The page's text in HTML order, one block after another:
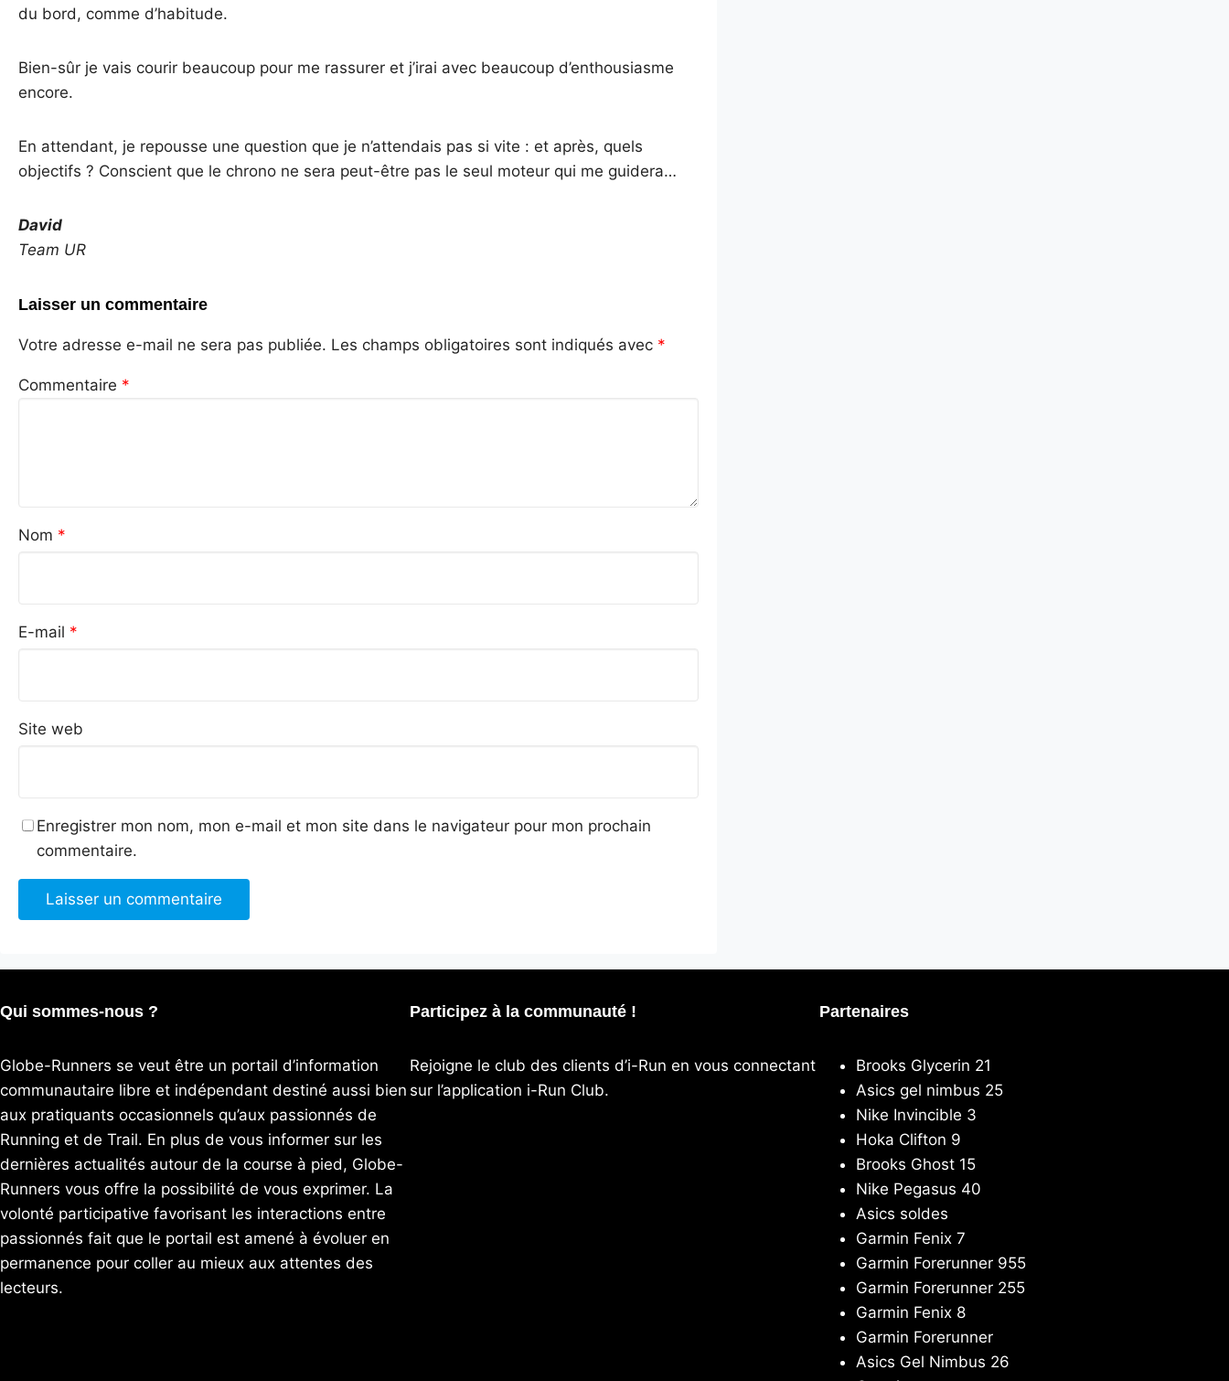
du bord, comme d’habitude.
Bien-sûr je vais courir beaucoup pour me rassurer et j’irai avec beaucoup d’enthousiasme
encore.
En attendant, je repousse une question que je n’attendais pas si vite : et après, quels
objectifs ? Conscient que le chrono ne sera peut-être pas le seul moteur qui me guidera…
David
Team UR
Laisser un commentaire
Votre adresse e-mail ne sera pas publiée. Les champs obligatoires sont indiqués avec *
Commentaire *
Nom *
E-mail *
Site web
Enregistrer mon nom, mon e-mail et mon site dans le navigateur pour mon prochain
commentaire.
Qui sommes-nous ?
Globe-Runners se veut être un portail d’information
communautaire libre et indépendant destiné aussi bien
aux pratiquants occasionnels qu’aux passionnés de
Running et de Trail. En plus de vous informer sur les
dernières actualités autour de la course à pied, Globe-
Runners vous offre la possibilité de vous exprimer. La
volonté participative favorisant les interactions entre
passionnés fait que le portail est amené à évoluer en
permanence pour coller au mieux aux attentes des
lecteurs.
Participez à la communauté !
Rejoigne le club des clients d’i-Run en vous connectant
sur l’application i-Run Club.
Partenaires
Brooks Glycerin 21
Asics gel nimbus 25
Nike Invincible 3
Hoka Clifton 9
Brooks Ghost 15
Nike Pegasus 40
Asics soldes
Garmin Fenix 7
Garmin Forerunner 955
Garmin Forerunner 255
Garmin Fenix 8
Garmin Forerunner
Asics Gel Nimbus 26